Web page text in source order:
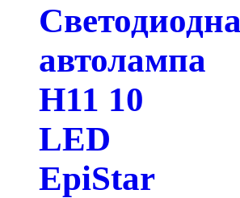
автолампа
H11 10
LED
EpiStar